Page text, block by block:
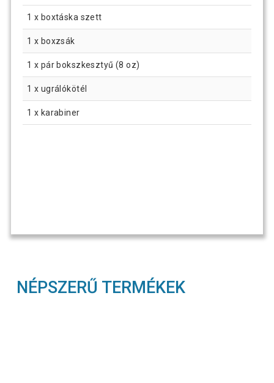
1 x boxtáska szett
1 x boxzsák
1 x pár bokszkesztyű (8 oz)
1 x ugrálókötél
1 x karabiner
NÉPSZERŰ TERMÉKEK